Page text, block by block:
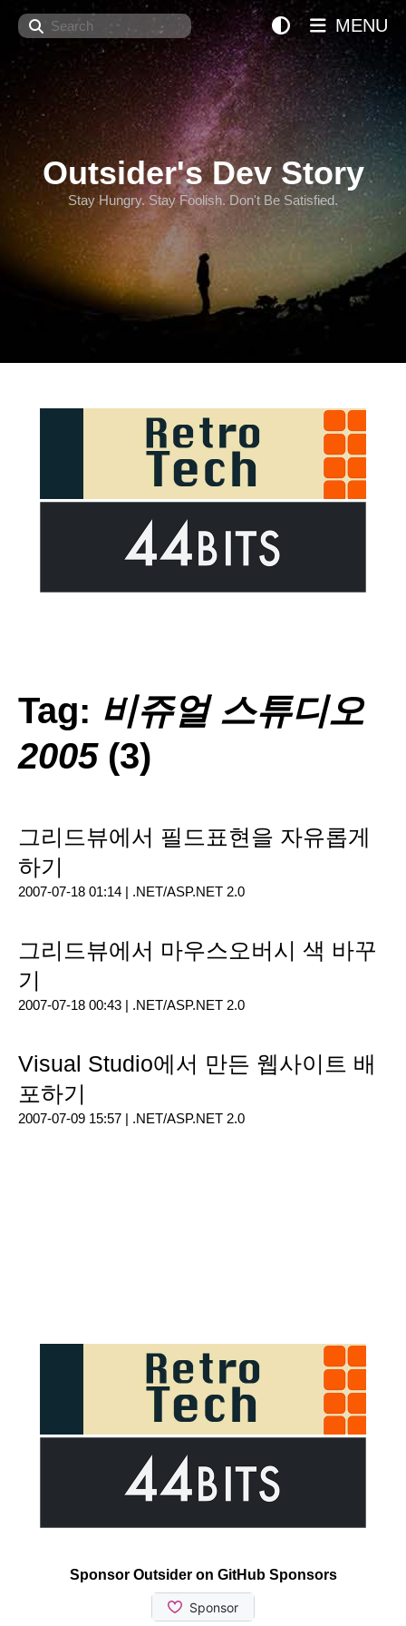
Search
Outsider's Dev Story
Stay Hungry. Stay Foolish. Don't Be Satisfied.
MENU
Tag: 비쥬얼 스튜디오
2005(3)
그리드뷰에서 필드표현을 자유롭게
하기
2007-07-18 01:14 | .NET/ASP.NET 2.0
그리드뷰에서 마우스오버시 색 바꾸
기
2007-07-18 00:43 | .NET/ASP.NET 2.0
Visual Studio에서 만든 웹사이트 배
포하기
2007-07-09 15:57 | .NET/ASP.NET 2.0
Sponsor Outsider on GitHub Sponsors